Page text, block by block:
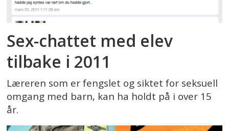
Sex-chattet med elev
tilbake i 2011
Læreren som er fengslet og siktet for seksuell
omgang med barn, kan ha holdt på i over 15
år.